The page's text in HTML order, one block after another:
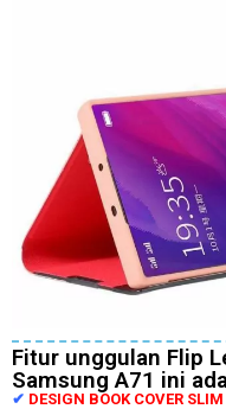
Fitur unggulan Flip
Samsung A71 ini
✔ DESIGN BOOK COVER